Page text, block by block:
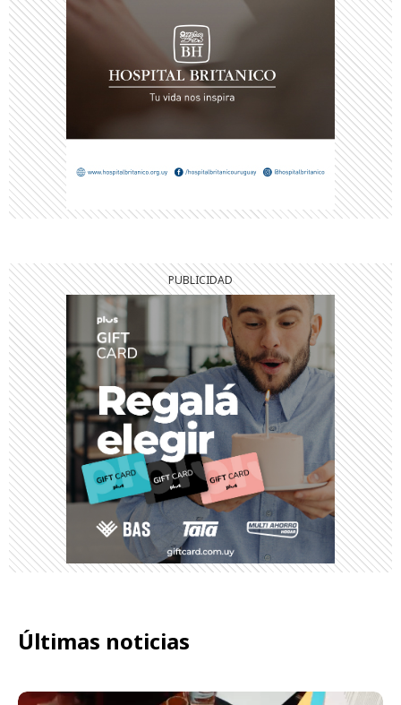
Últimas noticias